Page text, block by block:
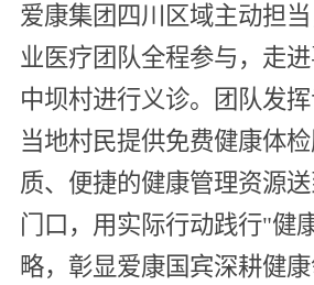
爱康集团四川区域主动担
业医疗团队全程参与，走
中坝村进行义诊。团队发
当地村民提供免费健康体
质、便捷的健康管理资源
门口，用实际行动践行"健
略，彰显爱康国宾深耕健